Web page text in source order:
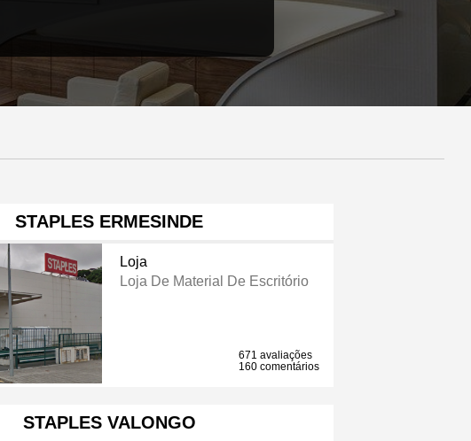
STAPLES ERMESINDE
Loja
Loja De Material De Escritório
671 avaliações
160 comentários
STAPLES VALONGO